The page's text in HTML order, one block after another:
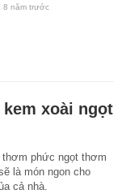
8 năm trước
xoài ngọt
thơm phức ngọt thơm
là món ngon cho
cả nhà.